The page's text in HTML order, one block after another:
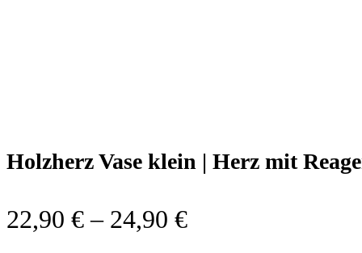
Holzherz Vase klein | Herz mit
22,90 €– 24,90 €